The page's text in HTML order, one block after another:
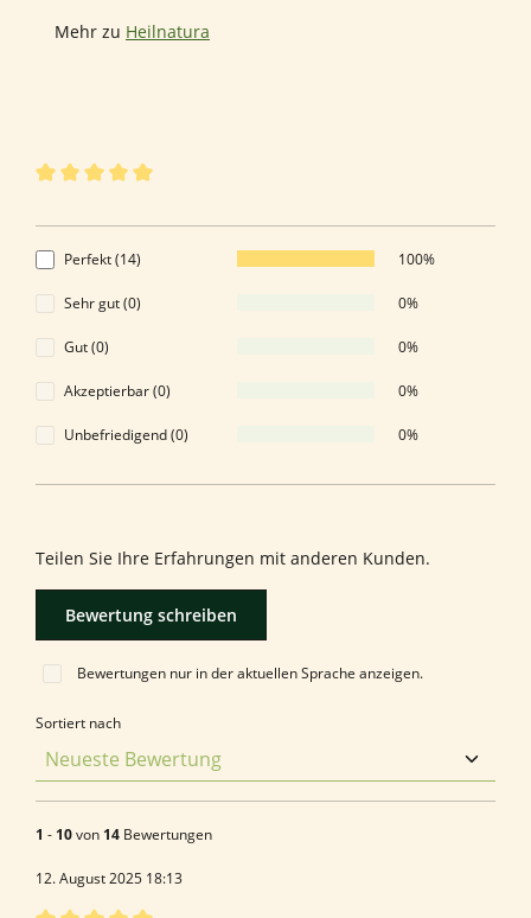
Mehr zu Heilnatura
Perfekt (14) 100%
Sehr gut (0) 0%
Gut (0) 0%
Akzeptierbar (0) 0%
Unbefriedigend (0) 0%
Teilen Sie Ihre Erfahrungen mit anderen Kunden.
Bewertung schreiben
Bewertungen nur in der aktuellen Sprache anzeigen.
Sortiert nach
1 - 10von 14 Bewertungen
12. August 2025 18:13